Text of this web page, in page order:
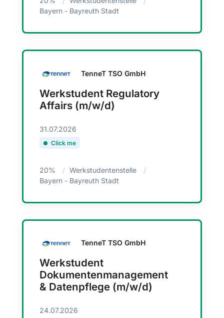
Bayern - Bayreuth Stadt
TenneT TSO GmbH
Werkstudent Regulatory
Affairs (m/w/d)
31.07.2026
Click me
20%
Werkstudentenstelle
Bayern - Bayreuth Stadt
TenneT TSO GmbH
Werkstudent
Dokumentenmanagement
& Datenpflege (m/w/d)
24.07.2026